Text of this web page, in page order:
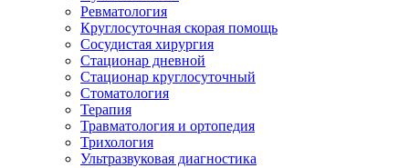
Ревматология
Круглосуточная скорая помощь
Сосудистая хирургия
Стационар дневной
Стационар круглосуточный
Стоматология
Терапия
Травматология и ортопедия
Трихология
Ультразвуковая диагностика